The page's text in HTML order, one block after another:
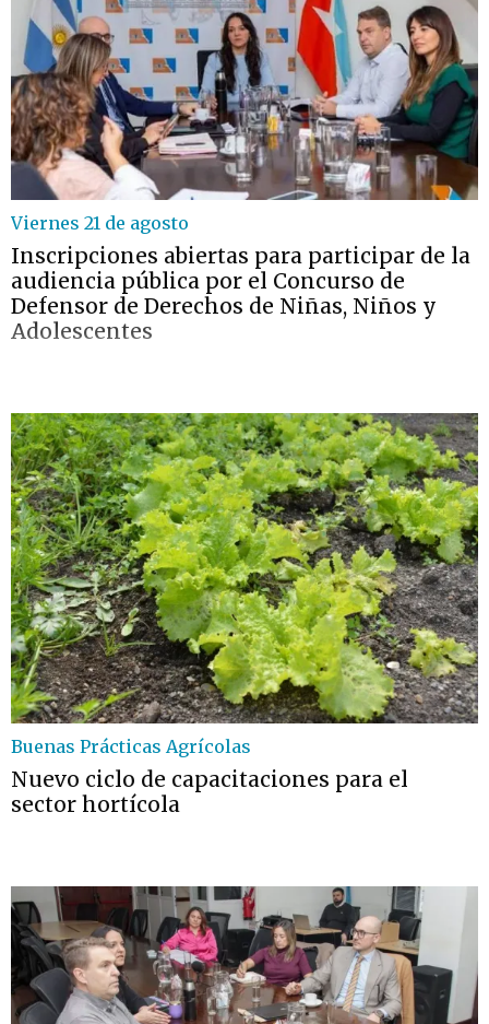
Viernes 21 de agosto
Inscripciones abiertas para participar de la
audiencia pública por el Concurso de
Defensor de Derechos de Niñas, Niños y
Adolescentes
Buenas Prácticas Agrícolas
Nuevo ciclo de capacitaciones para el
sector hortícola